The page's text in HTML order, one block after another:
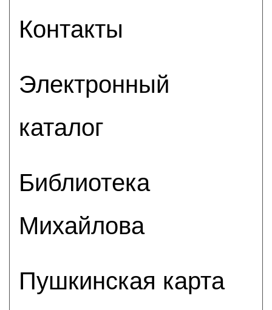
Контакты
Электронный
каталог
Библиотека
Михайлова
Пушкинская карта